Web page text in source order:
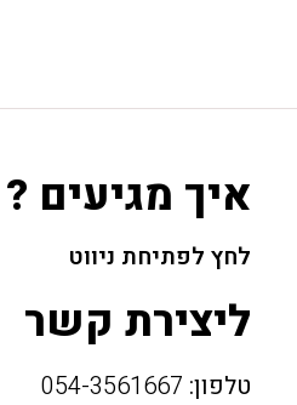
איך מגיעים ?
לחץ לפתיחת ניווט
ליצירת קשר
טלפון: